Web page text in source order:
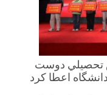
تحصيلي دوست
اعطا کرد